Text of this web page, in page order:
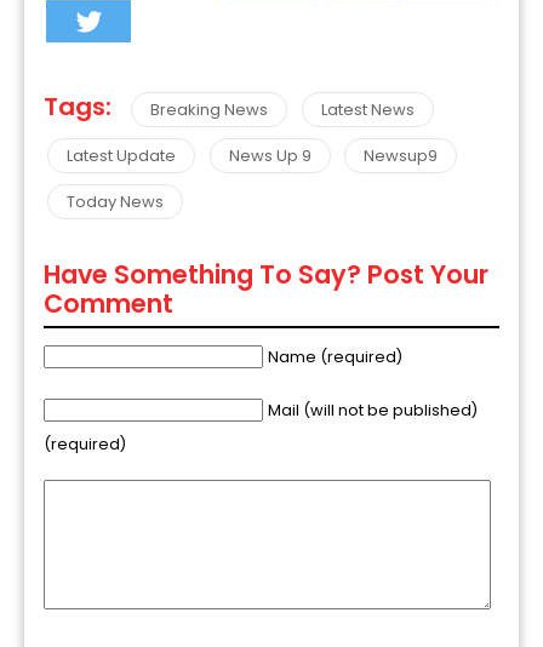
Tags: Breaking News
Latest News
Latest Update
News Up 9
Newsup9
Today News
Have Something To Say? Post Your
Comment
Name (required)
Mail (will not be published)
(required)